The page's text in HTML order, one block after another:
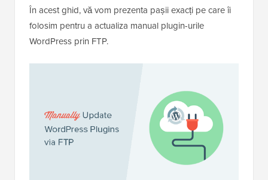
În acest ghid, vă vom prezenta pașii exacți pe care îi
folosim pentru a actualiza manual plugin-urile
WordPress prin FTP.